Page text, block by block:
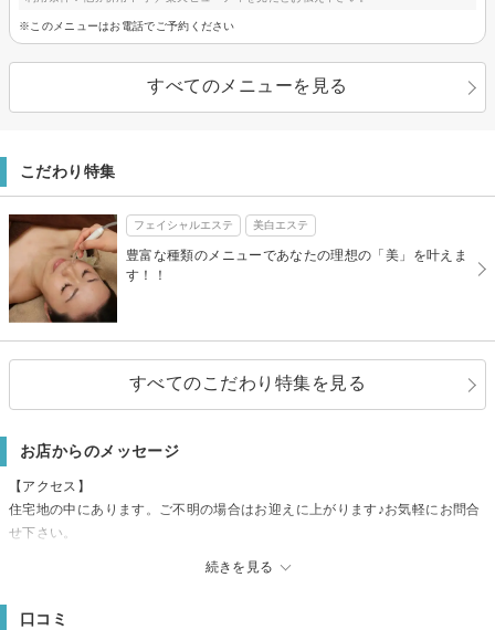
※このメニューはお電話でご予約ください
すべてのメニューを見る
こだわり特集
フェイシャルエステ 美白エステ
豊富な種類のメニューであなたの理想の「美」を叶えま
す！！
すべてのこだわり特集を見る
お店からのメッセージ
続きを見る
【アクセス】
住宅地の中にあります。ご不明の場合はお迎えに上がります♪お気軽にお問合
せ下さい。
口コミ